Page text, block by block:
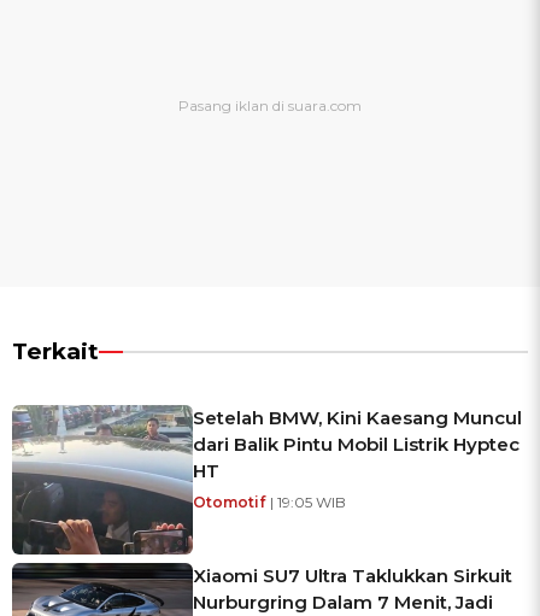
Terkait
Setelah BMW, Kini Kaesang Muncul
dari Balik Pintu Mobil Listrik Hyptec
HT
Otomotif | 19:05 WIB
Xiaomi SU7 Ultra Taklukkan Sirkuit
Nurburgring Dalam 7 Menit, Jadi